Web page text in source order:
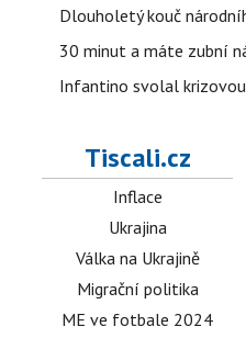
Dlouholetý kouč
30 minut a máte zubní
Infantino svolal krizovou
Tiscali.cz
Inflace
Ukrajina
Válka na Ukrajině
Migrační politika
ME ve fotbale 2024